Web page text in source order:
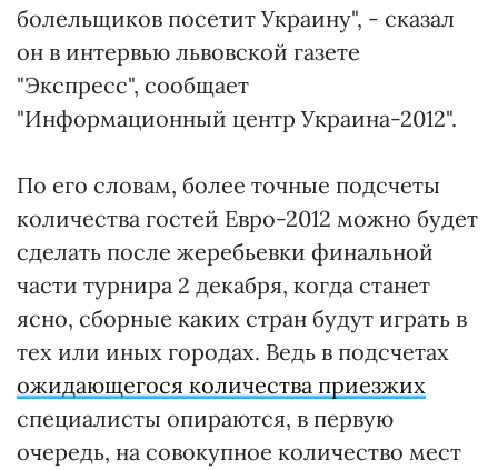
болельщиков посетит Украину", - сказал
он в интервью львовской газете
"Экспресс", сообщает
"Информационный центр Украина-2012".
По его словам, более точные подсчеты
количества гостей Евро-2012 можно будет
сделать после жеребьевки финальной
части турнира 2 декабря, когда станет
ясно, сборные каких стран будут играть в
тех или иных городах. Ведь в подсчетах
ожидающегося количества приезжих
специалисты опираются, в первую
очередь, на совокупное количество мест